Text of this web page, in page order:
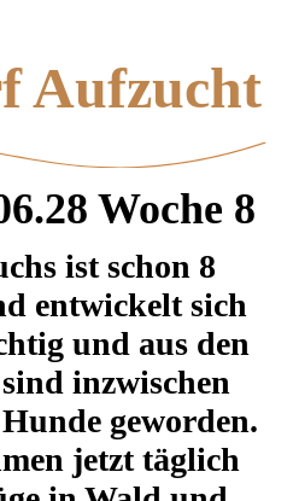
Aufzucht
Woche 8
ist schon 8
entwickelt sich
und aus den
inzwischen
geworden.
jetzt täglich